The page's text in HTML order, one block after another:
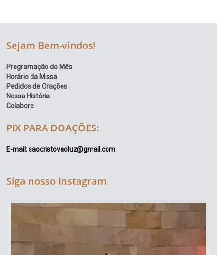
Sejam Bem-vindos!
Programação do Mês
Horário da Missa
Pedidos de Orações
Nossa História
Colabore
PIX PARA DOAÇÕES:
E-mail: saocristovaoluz@gmail.com
Siga nosso Instagram